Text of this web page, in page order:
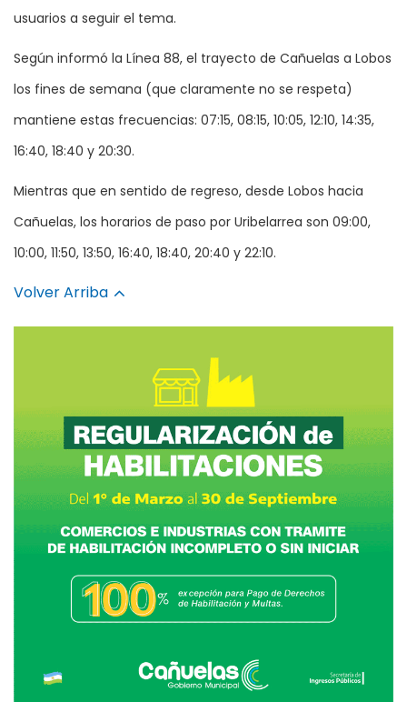
usuarios a seguir el tema.
Según informó la Línea 88, el trayecto de Cañuelas a Lobos
los fines de semana (que claramente no se respeta)
mantiene estas frecuencias: 07:15, 08:15, 10:05, 12:10, 14:35,
16:40, 18:40 y 20:30.
Mientras que en sentido de regreso, desde Lobos hacia
Cañuelas, los horarios de paso por Uribelarrea son 09:00,
10:00, 11:50, 13:50, 16:40, 18:40, 20:40 y 22:10.
Volver Arriba